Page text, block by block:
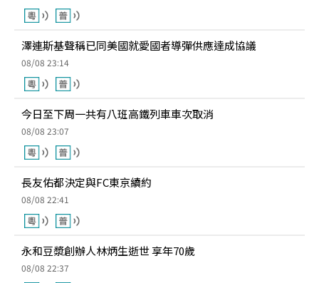
澤連斯基聲稱已同美國就愛國者導彈供應達成協議
08/08 23:14
今日至下周一共有八班高鐵列車車次取消
08/08 23:07
長友佑都決定與FC東京續約
08/08 22:41
永和豆漿創辦人林炳生逝世 享年70歲
08/08 22:37